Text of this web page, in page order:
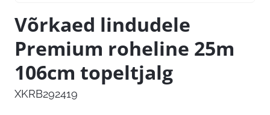
Võrkaed lindudele
Premium roheline 25m
106cm topeltjalg
XKRB292419